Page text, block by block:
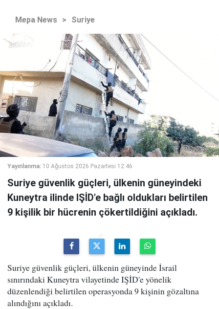
Mepa News > Suriye
Yayınlanma: 10 Ağustos 2026 Pazartesi 12:46
Suriye güvenlik güçleri, ülkenin güneyindeki
Kuneytra ilinde IŞİD'e bağlı oldukları belirtilen
9 kişilik bir hücrenin çökertildiğini açıkladı.
Suriye güvenlik güçleri, ülkenin güneyinde İsrail
sınırındaki Kuneytra vilayetinde IŞİD'e yönelik
düzenlendiği belirtilen operasyonda 9 kişinin gözaltına
alındığını açıkladı.